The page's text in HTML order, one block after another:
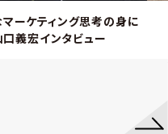
ーケティング思考の身に
口義宏インタビュー